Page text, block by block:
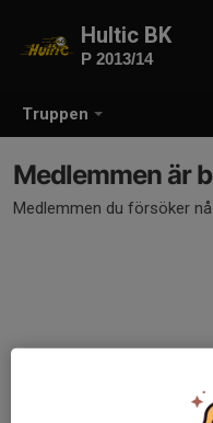
Truppen
Hultic BK
P 2013/14
Medlemmen är
Medlemmen du försöker